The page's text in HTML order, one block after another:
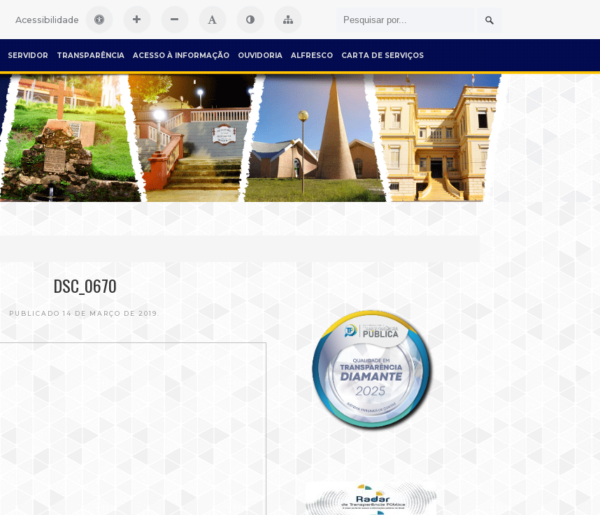
Acessibilidade
SERVIDOR TRANSPARÊNCIA ACESSO À INFORMAÇÃO OUVIDORIA ALFRESCO CARTA DE SERVIÇOS
DSC_0670
PUBLICADO 14 DE MARÇO DE 2019.